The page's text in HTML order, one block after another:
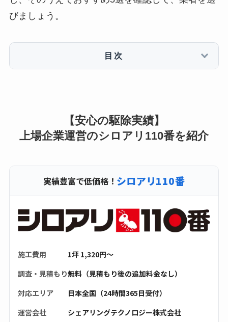
びましょう。
目次
【安心の駆除実績】
上場企業運営のシロアリ110番を紹介
実績豊富で低価格！ シロアリ110番
施工費用
1坪 1,320円〜
調査・見積もり無料（見積もり後の追加料金なし）
対応エリア
日本全国（24時間365日受付）
運営会社
シェアリングテクノロジー株式会社